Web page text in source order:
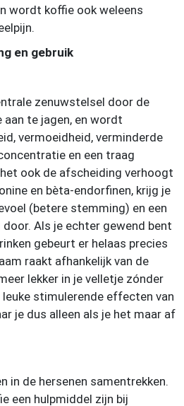
wordt koffie ook weleens
en gebruik
zenuwstelsel door de
aan te jagen, en wordt
vermoeidheid, verminderde
en een traag
ook de afscheiding verhoogt
en bèta-endorfinen, krijg je
(betere stemming) en een
Als je echter gewend bent
gebeurt er helaas precies
raakt afhankelijk van de
lekker in je velletje zónder
leuke stimulerende effecten van
je dus alleen als je het maar af
in de hersenen samentrekken.
een hulpmiddel zijn bij